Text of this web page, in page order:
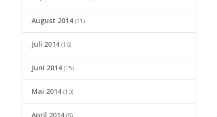
August 2014(11)
Juli 2014(16)
Juni 2014(15)
Mai 2014(10)
April 2014